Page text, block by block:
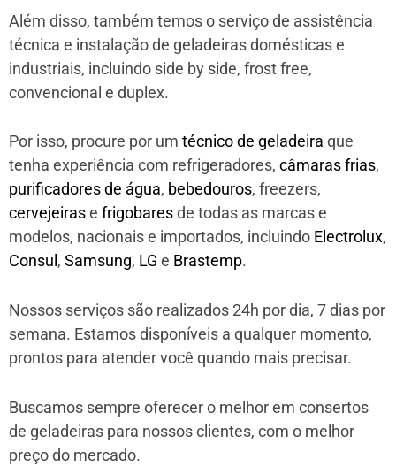
Além disso, também temos o serviço de assistência
técnica e instalação de geladeiras domésticas e
industriais, incluindo side by side, frost free,
convencional e duplex.
Por isso, procure por um técnico de geladeira que
tenha experiência com refrigeradores, câmaras frias,
purificadores de água, bebedouros, freezers,
cervejeirase frigobaresde todas as marcas e
modelos, nacionais e importados, incluindo Electrolux,
Consul , Samsung, LG e Brastemp.
Nossos serviços são realizados 24h por dia, 7 dias por
semana. Estamos disponíveis a qualquer momento,
prontos para atender você quando mais precisar.
Buscamos sempre oferecer o melhor em consertos
de geladeiras para nossos clientes, com o melhor
preço do mercado.